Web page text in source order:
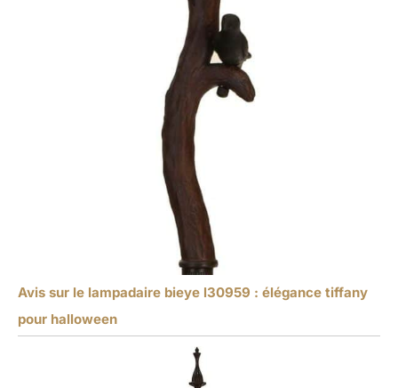
Avis sur le lampadaire bieye l30959 : élégance tiffany
pour halloween